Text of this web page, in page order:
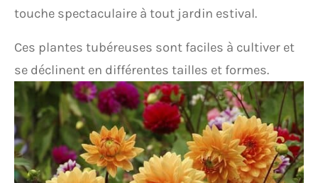
touche spectaculaire à tout jardin estival.
Ces plantes tubéreuses sont faciles à cultiver et
se déclinent en différentes tailles et formes.